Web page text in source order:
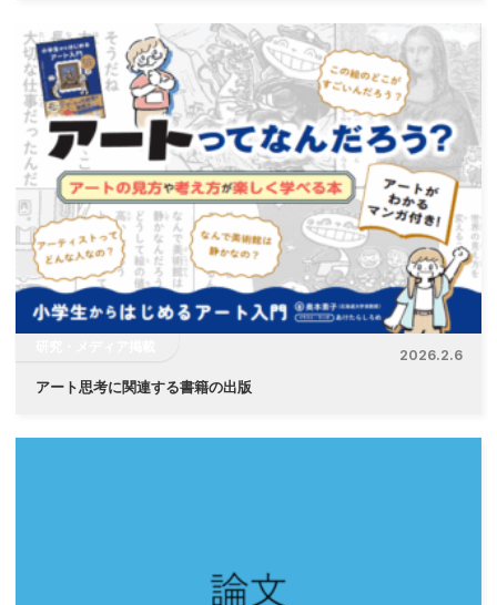
2026.2.6
アート思考に関連する書籍の出版